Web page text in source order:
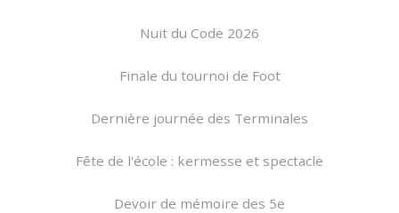
Nuit du Code 2026
Finale du tournoi de Foot
Dernière journée des Terminales
Fête de l'école : kermesse et spectacle
Devoir de mémoire des 5e